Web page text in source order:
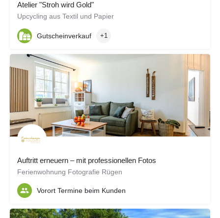
Atelier "Stroh wird Gold"
Upcycling aus Textil und Papier
Gutscheinverkauf +1
Auftritt erneuern – mit professionellen Fotos
Ferienwohnung Fotografie Rügen
Vorort Termine beim Kunden